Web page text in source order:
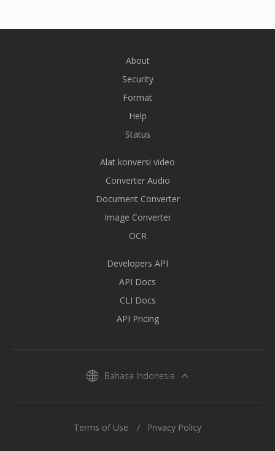
About
Security
Format
Help
Status
Alat konversi video
Converter Audio
Document Converter
Image Converter
OCR
Developers API
API Docs
CLI Docs
API Pricing
Bahasa Indonesia
Terms of Use Privacy Policy